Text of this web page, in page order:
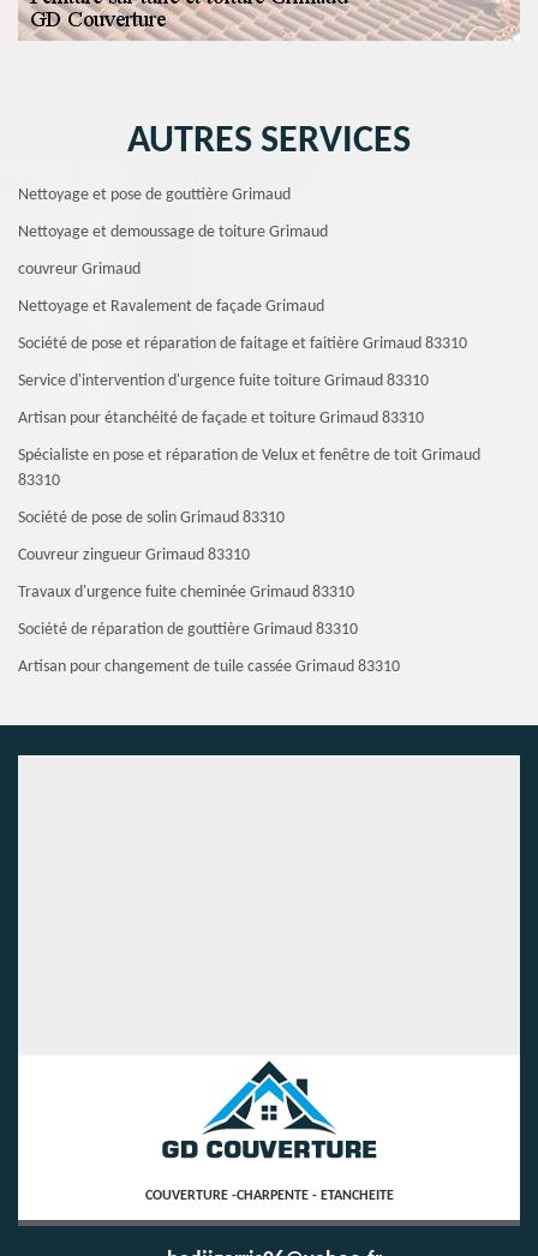
AUTRES SERVICES
Nettoyage et pose de gouttière Grimaud
Nettoyage et demoussage de toiture Grimaud
couvreur Grimaud
Nettoyage et Ravalement de façade Grimaud
Société de pose et réparation de faitage et faitière Grimaud 83310
Service d'intervention d'urgence fuite toiture Grimaud 83310
Artisan pour étanchéité de façade et toiture Grimaud 83310
Spécialiste en pose et réparation de Velux et fenêtre de toit Grimaud
83310
Société de pose de solin Grimaud 83310
Couvreur zingueur Grimaud 83310
Travaux d'urgence fuite cheminée Grimaud 83310
Société de réparation de gouttière Grimaud 83310
Artisan pour changement de tuile cassée Grimaud 83310
COUVERTURE -CHARPENTE - ETANCHEITE